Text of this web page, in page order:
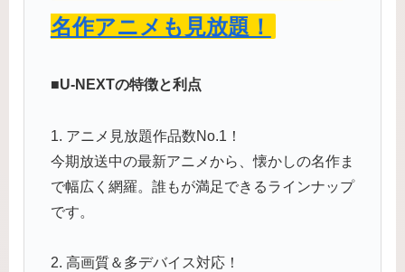
名作アニメも見放題！
■U-NEXTの特徴と利点
1. アニメ見放題作品数No.1！
今期放送中の最新アニメから、懐かしの名作ま
で幅広く網羅。誰もが満足できるラインナップ
です。
2. 高画質＆多デバイス対応！